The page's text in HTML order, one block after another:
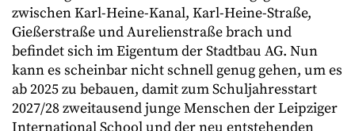
zwischen Karl-Heine-Kanal, Karl-Heine-Straße,
Gießerstraße und Aurelienstraße brach und
befindet sich im Eigentum der Stadtbau AG. Nun
kann es scheinbar nicht schnell genug gehen, um es
ab 2025 zu bebauen, damit zum Schuljahresstart
2027/28 zweitausend junge Menschen der Leipziger